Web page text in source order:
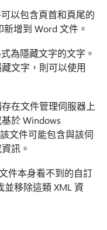
以包含頁首和頁尾的
增到 Word 文件。
為隱藏文字的文字。
文字，則可以使用
在文件管理伺服器上
於 Windows
文件可能包含與該伺
訊。
件本身看不到的自訂
移除這類 XML 資